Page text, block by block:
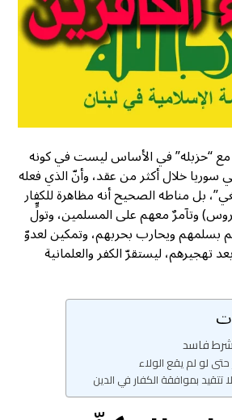
“حزبله” في الأساس ليست في كونه
سوريا خلال أكثر من عقد، وأنّ الذي فعله
بل مناطه الصحيح أنه مظاهرة للكفار
وتآمرٌ معهم على المسلمين، وتولٍّ
بسلمهم ويحارب بحربهم، وتمكين لعدوّ
تهجيرهم، ليستقرّ الكفر والعلمانية
فاسد
لو لم يقع الولاء
تتقيد بموافقة الكفار في الدين